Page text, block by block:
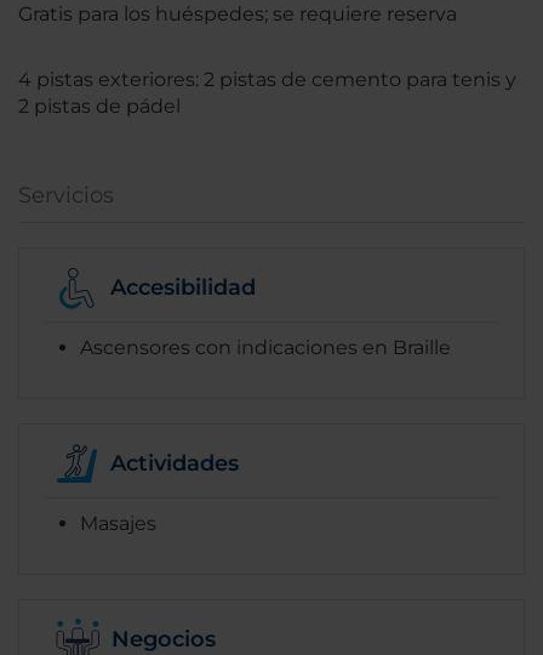
Gratis para los huéspedes; se requiere reserva
4 pistas exteriores: 2 pistas de cemento para tenis y
2 pistas de pádel
Servicios
Accesibilidad
Ascensores con indicaciones en Braille
Actividades
Masajes
Negocios